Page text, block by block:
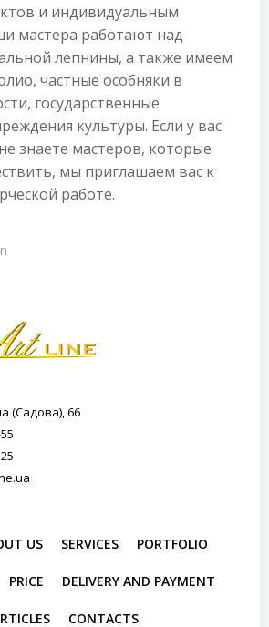
и индивидуальным
мастера работают над
лепнины, а также имеем
частные особняки в
государственные
культуры. Если у вас
знаете мастеров, которые
мы приглашаем вас к
работе.
(Садова), 66
US SERVICES PORTFOLIO
PRICE DELIVERY AND PAYMENT
CONTACTS